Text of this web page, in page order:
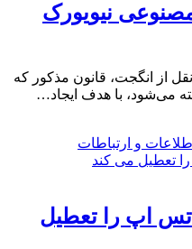
نیویورک
از انگجت، قانون مذکور که
و ارتباطات
اپ را تعطیل